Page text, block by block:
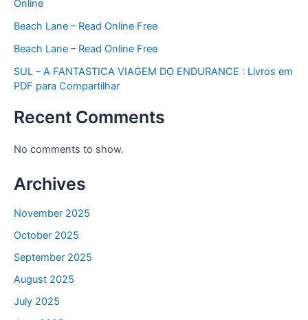
Online
Beach Lane – Read Online Free
Beach Lane – Read Online Free
SUL – A FANTASTICA VIAGEM DO ENDURANCE : Livros em
PDF para Compartilhar
Recent Comments
No comments to show.
Archives
November 2025
October 2025
September 2025
August 2025
July 2025